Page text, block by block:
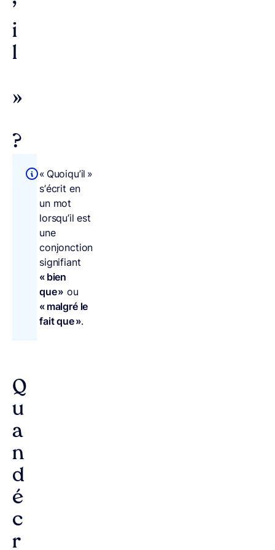
’
i
l
»
?
« Quoiqu’il »
s’écrit en
un mot
lorsqu’il est
une
conjonction
signifiant
« bien
que » ou
« malgré le
fait que ».
Q
u
a
n
d
é
c
r